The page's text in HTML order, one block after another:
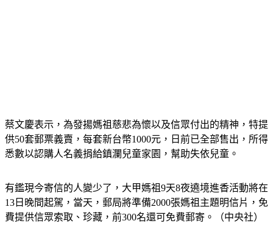
蔡文慶表示，為發揚媽祖慈悲為懷以及信眾付出的精神，特提
供50套郵票義賣，每套新台幣1000元，日前已全部售出，所得
悉數以認購人名義捐給鎮瀾兒童家園，幫助失依兒童。
有鑑現今寄信的人變少了，大甲媽祖9天8夜遶境進香活動將在
13日晚間起駕，當天，郵局將準備2000張媽祖主題明信片，免
費提供信眾索取、珍藏，前300名還可免費郵寄。（中央社）